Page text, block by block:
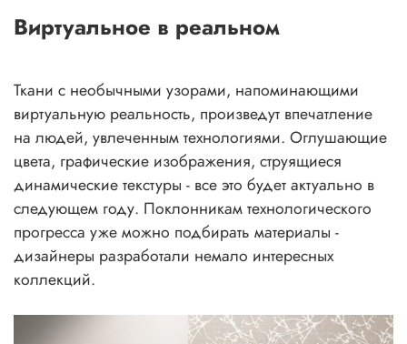
Виртуальное в реальном
Ткани с необычными узорами, напоминающими
виртуальную реальность, произведут впечатление
на людей, увлеченным технологиями. Оглушающие
цвета, графические изображения, струящиеся
динамические текстуры - все это будет актуально в
следующем году. Поклонникам технологического
прогресса уже можно подбирать материалы -
дизайнеры разработали немало интересных
коллекций.